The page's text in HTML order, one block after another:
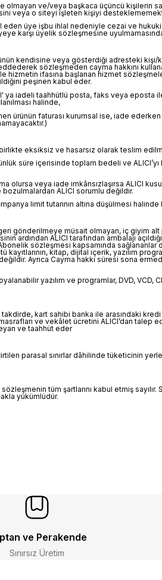
olmayan ve/veya başkaca üçüncü
veya o siteyi işleten kişiyi
üye işbu ihlal nedeniyle cezai ve
karşı üyelik sözleşmesine
kendisine veya gösterdiği adresteki
sözleşmeden cayma hakkını
ifasına başlanan hizmet
peşinen kabul eder.
ya iadeli taahhütlü posta, faks veya
halinde,
ürünün faturası kurumsal ise, iade
eksiksiz ve hasarsız olarak teslim
süre içerisinde toplam bedeli ve
olursa veya iade imkânsızlaşırsa ALICI
ALICI sorumlu değildir.
limit tutarının altına düşülmesi
gönderilmeye müsait olmayan, iç giyim
ardından ALICI tarafından ambalajı
sözleşmesi kapsamında
kitap, dijital içerik, yazılım
Ayrıca Cayma hakkı süresi sona
yazılım ve programlar, DVD,
kart sahibi banka ile arasındaki
ve vekâlet ücretini ALICI’dan
ve taahhüt eder
parasal sınırlar dâhilinde tüketicinin
tüm şartlarını kabul etmiş
yükümlüdür.
ve Perakende
Sınırsız Üretim